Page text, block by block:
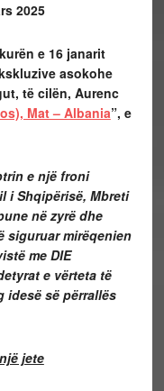
2025
e 16 janarit
asokohe
të cilën, Aurenc
Mat – Albania”, e
e një froni
i Shqipërisë, Mbreti
në zyrë dhe
siguruar mirëqenien
me DIE
e vërteta të
idesë së përrallës
jete